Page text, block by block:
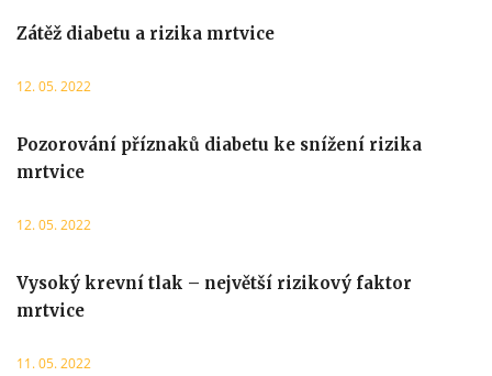
Zátěž diabetu a rizika mrtvice
12. 05. 2022
Pozorování příznaků diabetu ke snížení rizika
mrtvice
12. 05. 2022
Vysoký krevní tlak – největší rizikový faktor
mrtvice
11. 05. 2022